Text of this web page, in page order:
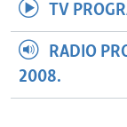
TV
RADIO
2008.